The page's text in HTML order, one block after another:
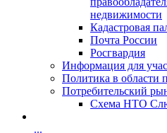
недвижимости
Кадастровая
Почта России
Росгвардия
Информация для
Политика в области
Потребительский
Схема НТО
...